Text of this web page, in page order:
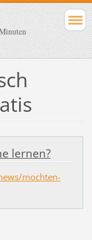
lernen?
mochten-